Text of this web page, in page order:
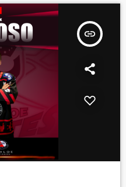
insert_link